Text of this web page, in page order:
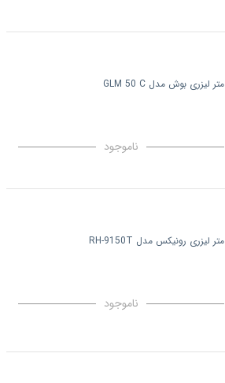
متر لیزری بوش مدل GLM 50 C
ناموجود
متر لیزری رونیکس مدل RH-9150T
ناموجود